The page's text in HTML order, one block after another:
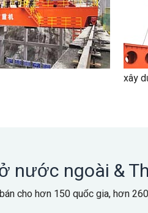
xây
nước ngoài &
cho hơn 150 quốc gia, hơn